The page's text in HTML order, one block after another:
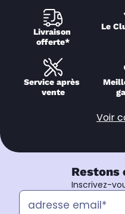
Livraison
offerte*
Le
Service après
vente
Voir
Restons
Inscrivez-